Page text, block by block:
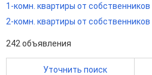
1-комн. квартиры от собственников
2-комн. квартиры от собственников
242 объявления
Уточнить поиск